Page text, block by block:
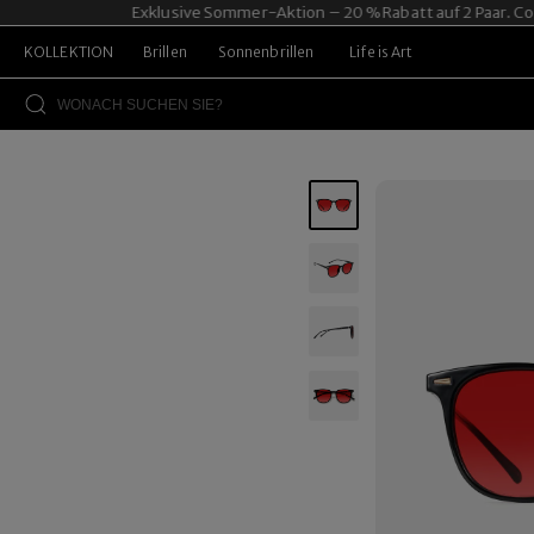
Exklusive Sommer-Aktion – 20 % Rabatt auf 2 Paar.
KOLLEKTION Brillen Sonnenbrillen Life is Art